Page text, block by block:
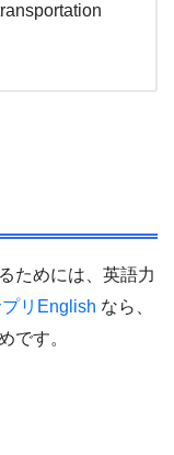
ためには、英語力
リEnglish なら、
です。